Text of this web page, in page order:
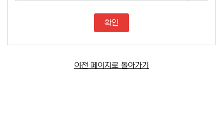
이전 페이지로 돌아가기